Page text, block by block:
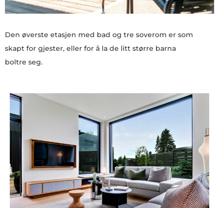
Den øverste etasjen med bad og tre soverom er som
skapt for gjester, eller for å la de litt større barna
boltre seg.